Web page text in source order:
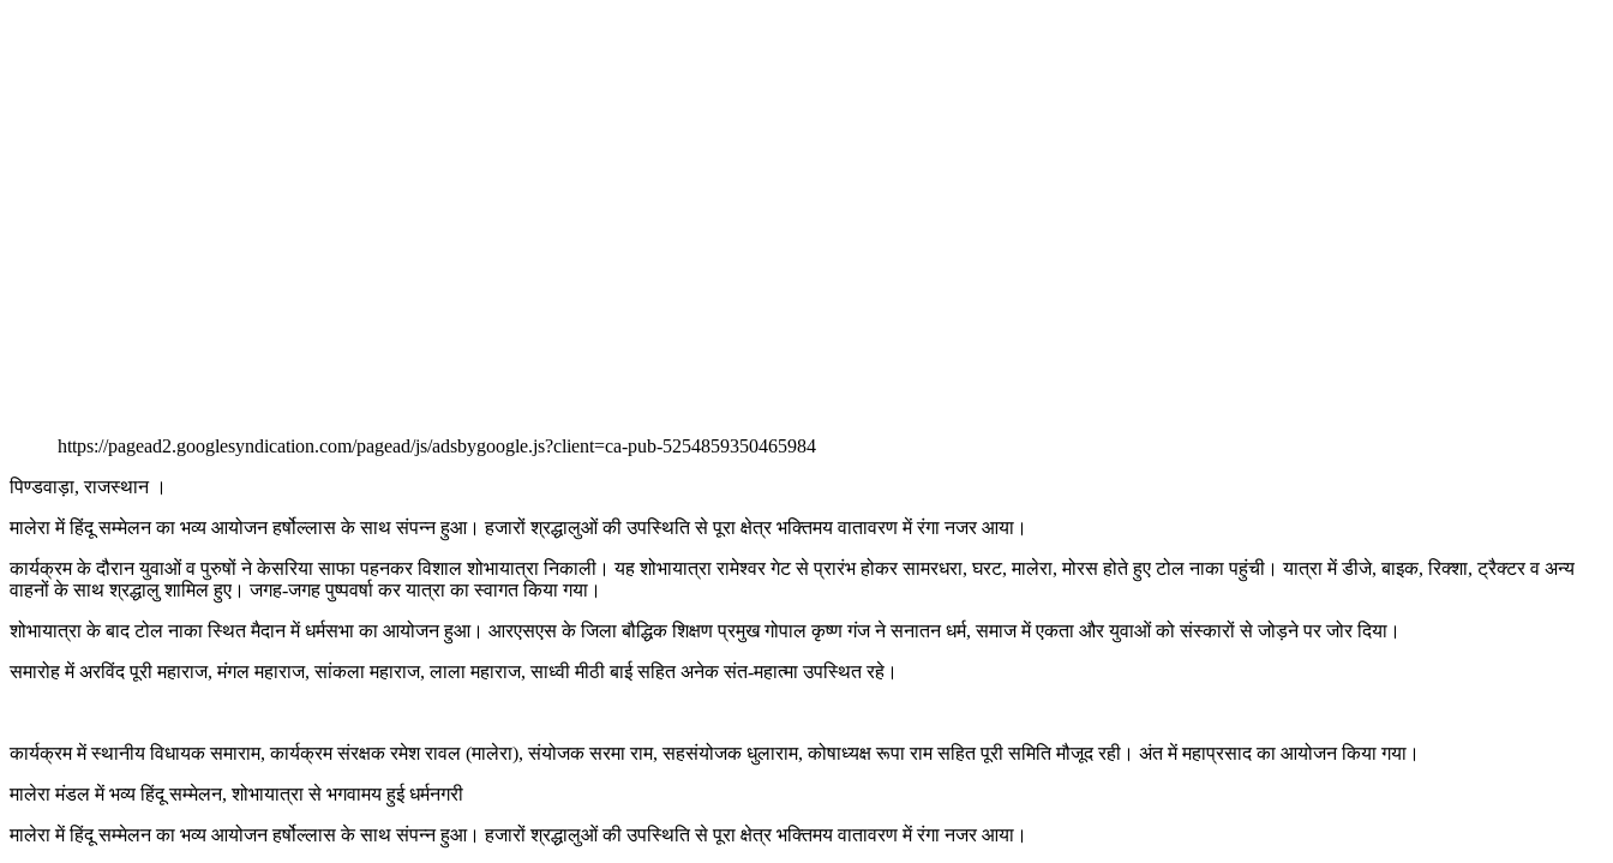
https://pagead2.googlesyndication.com/pagead/js/adsbygoogle.js?client=ca-pub-5254859350465984
पिण्डवाड़ा, राजस्थान ।
मालेरा में हिंदू सम्मेलन का भव्य आयोजन हर्षोल्लास के साथ संपन्न हुआ। हजारों श्रद्धालुओं की उपस्थिति से पूरा क्षेत्र भक्तिमय वातावरण में रंगा नजर आया।
कार्यक्रम के दौरान युवाओं व पुरुषों ने केसरिया साफा पहनकर विशाल शोभायात्रा निकाली। यह शोभायात्रा रामेश्वर गेट से प्रारंभ होकर सामरधरा, घरट, मालेरा, मोरस होते हुए टोल नाका पहुंची। यात्रा में डीजे, बाइक, रिक्शा, ट्रैक्टर व अन्य
वाहनों के साथ श्रद्धालु शामिल हुए। जगह-जगह पुष्पवर्षा कर यात्रा का स्वागत किया गया।
शोभायात्रा के बाद टोल नाका स्थित मैदान में धर्मसभा का आयोजन हुआ। आरएसएस के जिला बौद्धिक शिक्षण प्रमुख गोपाल कृष्ण गंज ने सनातन धर्म, समाज में एकता और युवाओं को संस्कारों से जोड़ने पर जोर दिया।
समारोह में अरविंद पूरी महाराज, मंगल महाराज, सांकला महाराज, लाला महाराज, साध्वी मीठी बाई सहित अनेक संत-महात्मा उपस्थित रहे।
कार्यक्रम में स्थानीय विधायक समाराम, कार्यक्रम संरक्षक रमेश रावल (मालेरा), संयोजक सरमा राम, सहसंयोजक धुलाराम, कोषाध्यक्ष रूपा राम सहित पूरी समिति मौजूद रही। अंत में महाप्रसाद का आयोजन किया गया।
मालेरा मंडल में भव्य हिंदू सम्मेलन, शोभायात्रा से भगवामय हुई धर्मनगरी
मालेरा में हिंदू सम्मेलन का भव्य आयोजन हर्षोल्लास के साथ संपन्न हुआ। हजारों श्रद्धालुओं की उपस्थिति से पूरा क्षेत्र भक्तिमय वातावरण में रंगा नजर आया।